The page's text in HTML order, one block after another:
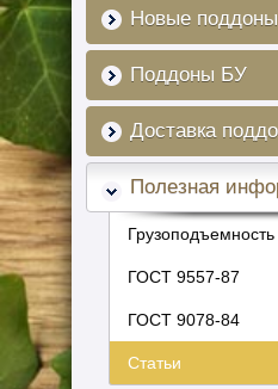
Новые поддоны
Поддоны БУ
Доставка
Полезная
ГОСТ 9557-87
ГОСТ 9078-84
Статьи